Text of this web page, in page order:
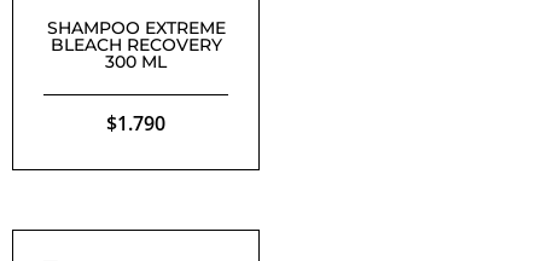
SHAMPOO EXTREME
BLEACH RECOVERY
300 ML
$1.790